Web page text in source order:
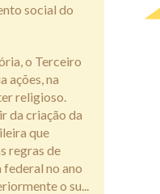
social do
o Terceiro
ações, na
religioso.
da criação da
que
regras de
no ano
o su...